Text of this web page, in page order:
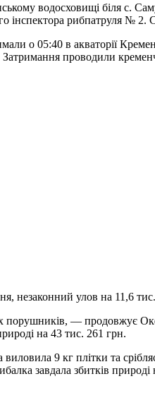
водосховищі біля с.
інспектора рибпатруля № 2.
о 05:40 в акваторії
проводили
незаконний улов на 11,6
порушників, — продовжує
на 43 тис. 261 грн.
9 кг плітки та
завдала збитків